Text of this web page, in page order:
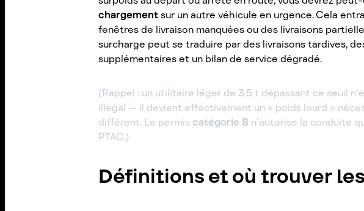
chargementsur un autre véhicule en urgence. Cela
fenêtres de livraison manquées ou des livraisons
surcharge peut se traduire par des livraisons tardives,
supplémentaires et un bilan de service dégradé.
(Rappel : un utilitaire léger de 3,5 t dépassant ce seuil
illégal — il devient effectivement un « poids lourd »
différent. Le permis catégorie B n'autorise la conduite
PTAC.)
Définitions et où trouver